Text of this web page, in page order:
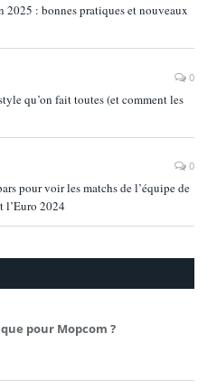
2025 : bonnes pratiques et nouveaux
0
qu’on fait toutes (et comment les
0
pour voir les matchs de l’équipe de
l’Euro 2024
pour Mopcom ?